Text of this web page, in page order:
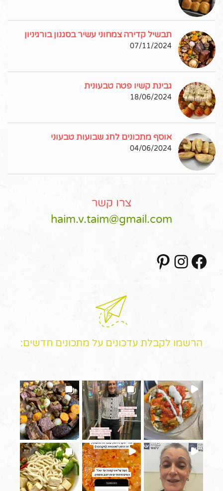
תבשיל קדירה צמחוני עשיר בסגנון בורגיניון
07/11/2024
גבינת קשיו פטה טבעונית
18/06/2024
אוסף מתכונים לחג שבועות טבעוני
04/06/2024
צרו קשר
haim.v.taim@gmail.com
Facebook
Instagram
הרשמו לקבלת עדכונים על מתכונים חדשים: